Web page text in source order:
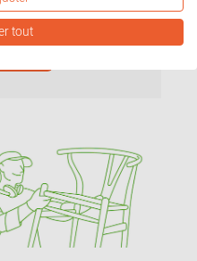
ici.
tout